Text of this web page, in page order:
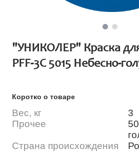
"УНИКОЛЕР" Краска
PFF-3C 5015 Небесно-
Коротко о товаре
Вес, кг
3
Прочее
Страна происхождения